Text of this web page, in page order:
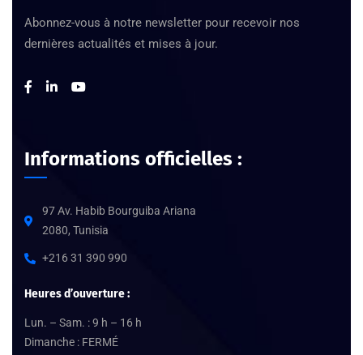
Abonnez-vous à notre newsletter pour recevoir nos
dernières actualités et mises à jour.
Informations officielles :
97 Av. Habib Bourguiba Ariana
2080, Tunisia
+216 31 390 990
Heures d’ouverture :
Lun. – Sam. : 9 h – 16 h
Dimanche : FERMÉ